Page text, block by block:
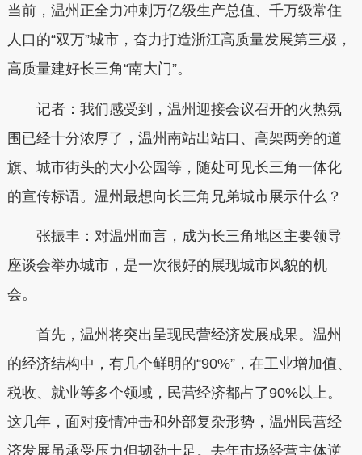
当前，温州正全力冲刺万亿级生产总值、千万级常住
人口的“双万”城市，奋力打造浙江高质量发展第三极，
高质量建好长三角“南大门”。
记者：我们感受到，温州迎接会议召开的火热氛
围已经十分浓厚了，温州南站出站口、高架两旁的道
旗、城市街头的大小公园等，随处可见长三角一体化
的宣传标语。温州最想向长三角兄弟城市展示什么？
张振丰：对温州而言，成为长三角地区主要领导
座谈会举办城市，是一次很好的展现城市风貌的机
会。
首先，温州将突出呈现民营经济发展成果。温州
的经济结构中，有几个鲜明的“90%”，在工业增加值、
税收、就业等多个领域，民营经济都占了90%以上。
这几年，面对疫情冲击和外部复杂形势，温州民营经
济发展虽承受压力但韧劲十足。去年市场经营主体逆